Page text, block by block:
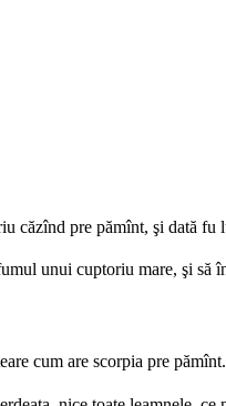
căzînd pre pămînt, şi dată
unui cuptoriu mare, şi să
cum are scorpia pre pămînt.